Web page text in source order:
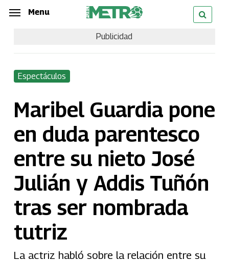
Skip
content
Menu
Publicidad
Espectáculos
Maribel Guardia pone
en duda parentesco
entre su nieto José
Julián y Addis Tuñón
tras ser nombrada
tutriz
La actriz habló sobre la relación entre su
Menu